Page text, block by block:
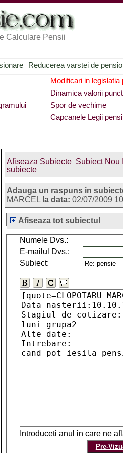
Calculare Pensii
Reducerea varstei de
Modificari in legislatia
Dinamica valorii
Spor de vechime
Capcanele Legii
Afiseaza Subiecte Subiect Nou
subiecte
Adauga un raspuns in
MARCEL la data: 02/07/2009
Afiseaza tot subiectul
Numele Dvs.:
E-mailul Dvs.:
Subiect:
Introduceti anul in care ne